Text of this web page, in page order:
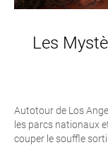
Les
Autotour de Los
les parcs nationaux
couper le souffle